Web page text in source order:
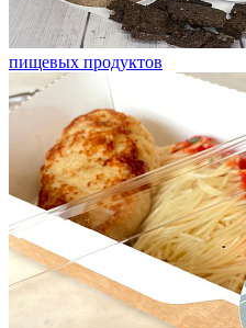
пищевых продуктов